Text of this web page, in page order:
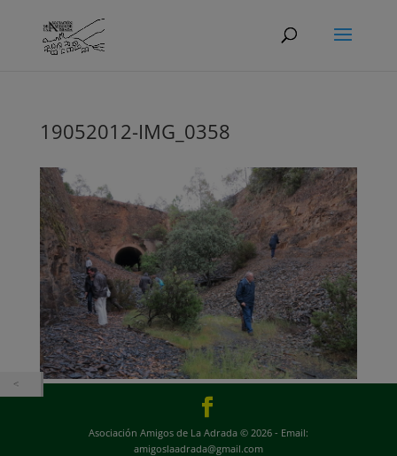
19052012-IMG_0358
Asociación Amigos de La Adrada © 2026 - Email:
amigoslaadrada@gmail.com